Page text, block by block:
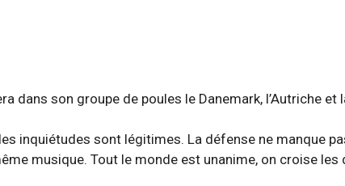
dans son groupe de poules le Danemark, l’Autriche et
inquiétudes sont légitimes. La défense ne manque
musique. Tout le monde est unanime, on croise